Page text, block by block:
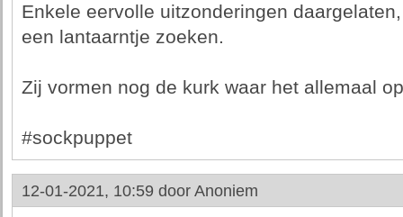
Enkele eervolle uitzonderingen
een lantaarntje zoeken.
Zij vormen nog de kurk waar het allemaal
#sockpuppet
12-01-2021, 10:59 door Anoniem